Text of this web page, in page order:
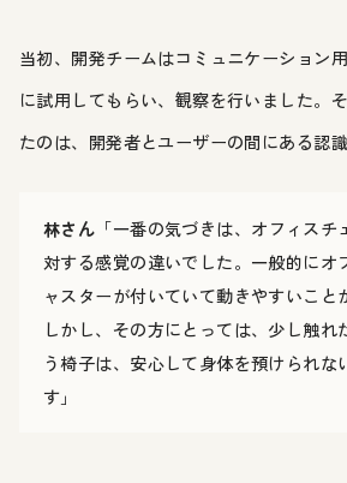
当初、開発チームはコミュニケーション
に試用してもらい、観察を行いました。
たのは、開発者とユーザーの間にある認
林さん 「一番の気づきは、オフィス
対する感覚の違いでした。一般的にオ
ャスターが付いていて動きやすいこと
しかし、その方にとっては、少し触れ
う椅子は、安心して身体を預けられな
す」